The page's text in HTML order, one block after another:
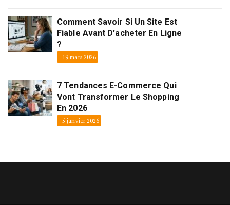
Comment Savoir Si Un Site Est
Fiable Avant D’acheter En Ligne
?
19 mars 2026
7 Tendances E-Commerce Qui
Vont Transformer Le Shopping
En 2026
5 janvier 2026